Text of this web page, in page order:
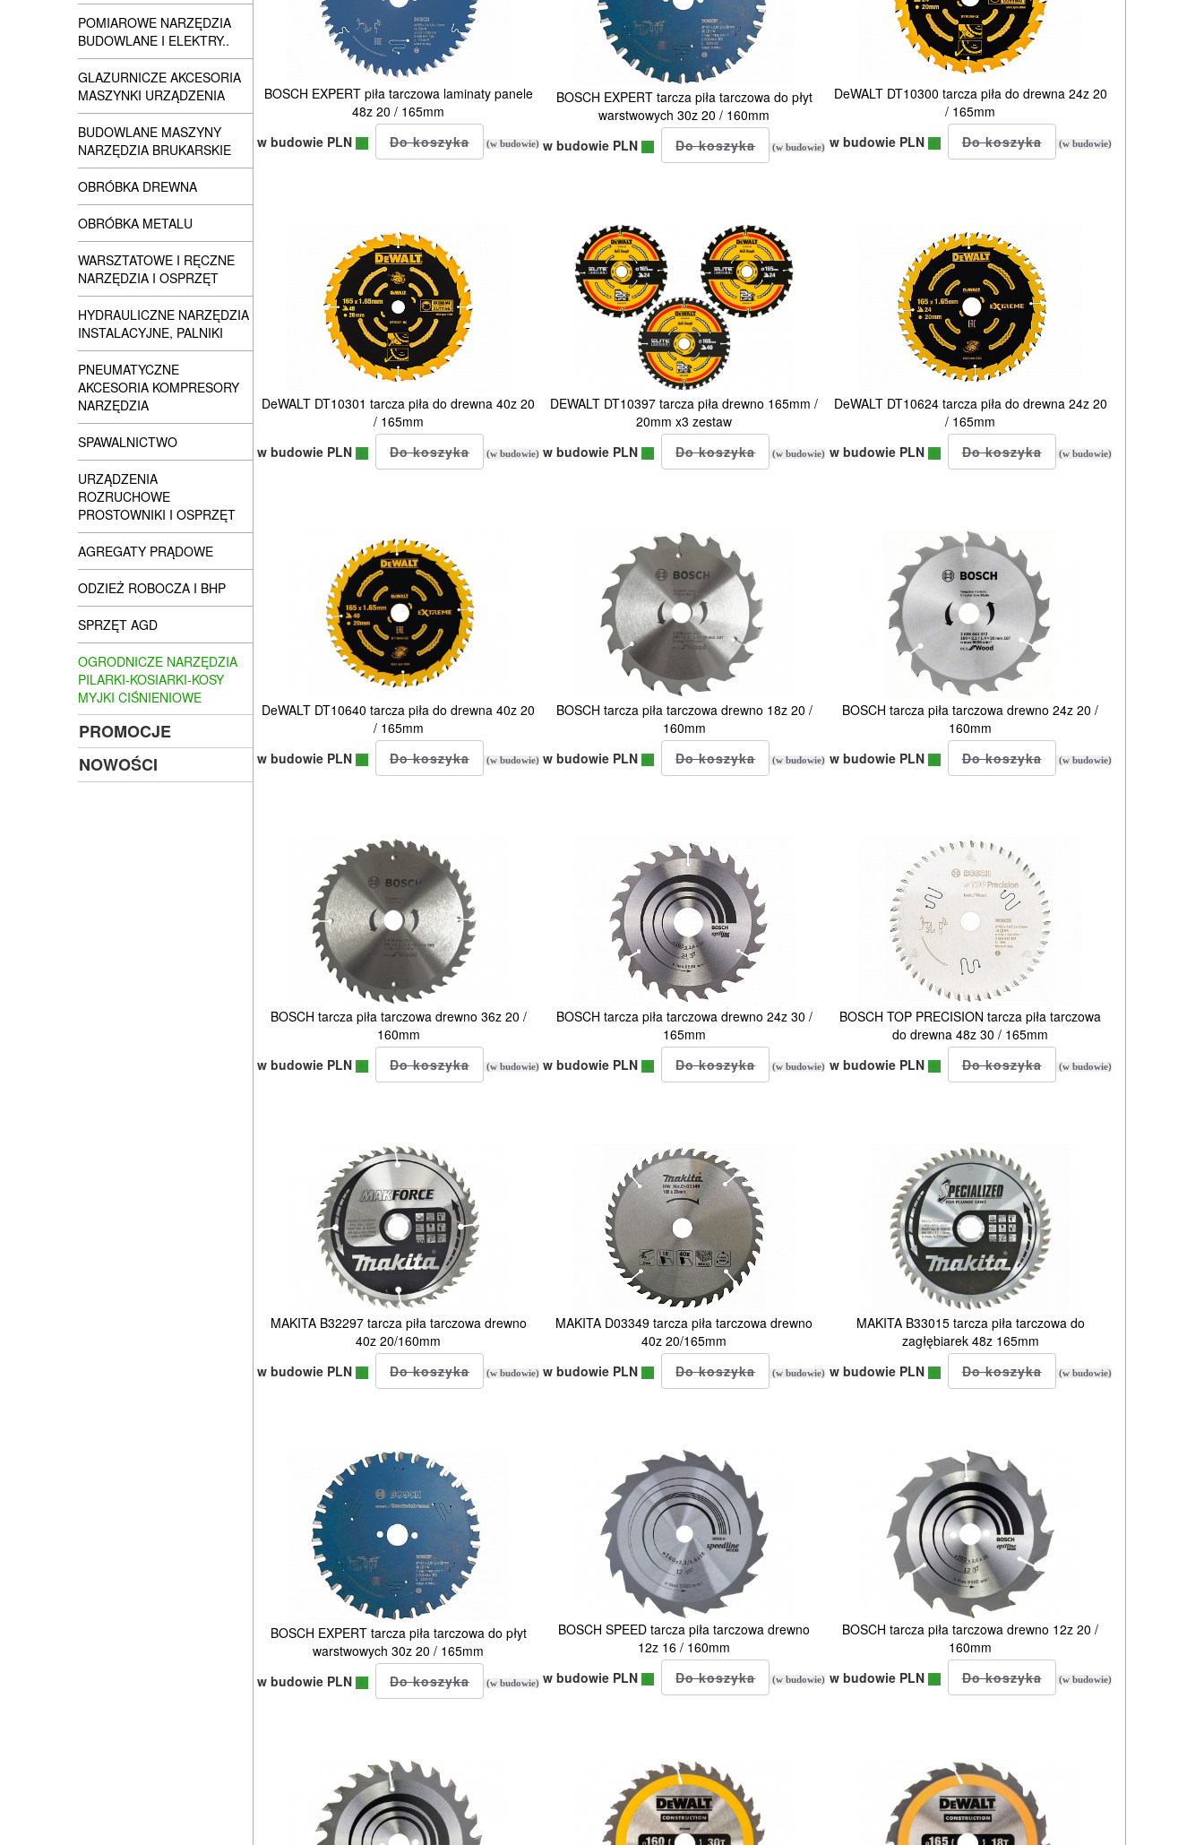
POMIAROWE NARZĘDZIA
BUDOWLANE I ELEKTRY..
GLAZURNICZE AKCESORIA
MASZYNKI URZĄDZENIA
BUDOWLANE MASZYNY
NARZĘDZIA BRUKARSKIE
OBRÓBKA DREWNA
OBRÓBKA METALU
WARSZTATOWE I RĘCZNE
NARZĘDZIA I OSPRZĘT
HYDRAULICZNE NARZĘDZIA
INSTALACYJNE, PALNIKI
PNEUMATYCZNE
AKCESORIA KOMPRESORY
NARZĘDZIA
SPAWALNICTWO
URZĄDZENIA
ROZRUCHOWE
PROSTOWNIKI I OSPRZĘT
AGREGATY PRĄDOWE
ODZIEŻ ROBOCZA I BHP
SPRZĘT AGD
OGRODNICZE NARZĘDZIA
PILARKI-KOSIARKI-KOSY
MYJKI CIŚNIENIOWE
PROMOCJE
NOWOŚCI
BOSCH EXPERT piła tarczowa laminaty panele
48z 20 / 165mm
w budowie PLN
(w budowie)
BOSCH EXPERT tarcza piła tarczowa do płyt
warstwowych 30z 20 / 160mm
w budowie PLN
(w budowie)
DeWALT DT10300 tarcza piła do drewna 24z 20
/ 165mm
w budowie PLN
(w budowie)
DeWALT DT10301 tarcza piła do drewna 40z 20
/ 165mm
w budowie PLN
(w budowie)
DEWALT DT10397 tarcza piła drewno 165mm /
20mm x3 zestaw
w budowie PLN
(w budowie)
DeWALT DT10624 tarcza piła do drewna 24z 20
/ 165mm
w budowie PLN
(w budowie)
DeWALT DT10640 tarcza piła do drewna 40z 20
/ 165mm
w budowie PLN
(w budowie)
BOSCH tarcza piła tarczowa drewno 18z 20 /
160mm
w budowie PLN
(w budowie)
BOSCH tarcza piła tarczowa drewno 24z 20 /
160mm
w budowie PLN
(w budowie)
BOSCH tarcza piła tarczowa drewno 36z 20 /
160mm
w budowie PLN
(w budowie)
BOSCH tarcza piła tarczowa drewno 24z 30 /
165mm
w budowie PLN
(w budowie)
BOSCH TOP PRECISION tarcza piła tarczowa
do drewna 48z 30 / 165mm
w budowie PLN
(w budowie)
MAKITA B32297 tarcza piła tarczowa drewno
40z 20/160mm
w budowie PLN
(w budowie)
MAKITA D03349 tarcza piła tarczowa drewno
40z 20/165mm
w budowie PLN
(w budowie)
MAKITA B33015 tarcza piła tarczowa do
zagłębiarek 48z 165mm
w budowie PLN
(w budowie)
BOSCH EXPERT tarcza piła tarczowa do płyt
warstwowych 30z 20 / 165mm
w budowie PLN
(w budowie)
BOSCH SPEED tarcza piła tarczowa drewno
12z 16 / 160mm
w budowie PLN
(w budowie)
BOSCH tarcza piła tarczowa drewno 12z 20 /
160mm
w budowie PLN
(w budowie)